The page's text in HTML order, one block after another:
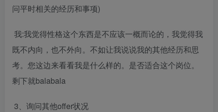
问平时相关的经历和事项)
​ 我:我觉得性格这个东西是不应该一概而论的，我觉得我
既不内向，也不外向。不如让我说说我的其他经历和思
考。您这边来看看我是什么样的。是否适合这个岗位。
剩下就balabala
​ 3、询问其他offer状况